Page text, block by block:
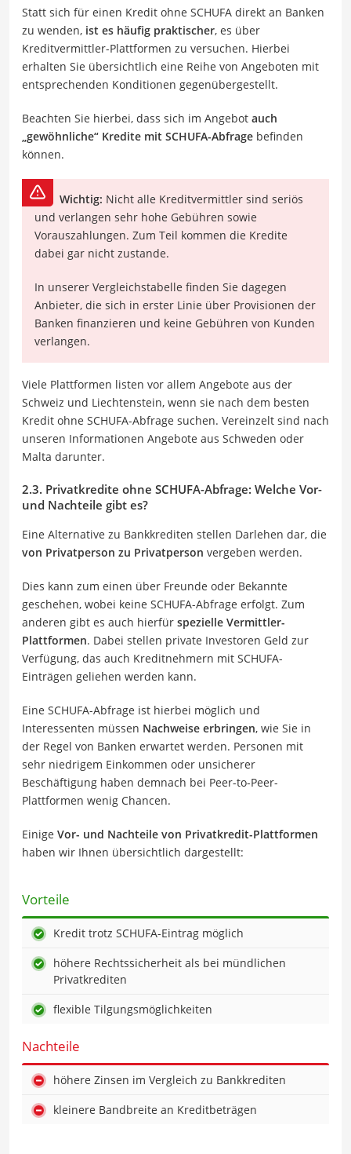
Statt sich für einen Kredit ohne SCHUFA direkt an Banken
zu wenden, ist es häufig praktischer, es über
Kreditvermittler-Plattformen zu versuchen. Hierbei
erhalten Sie übersichtlich eine Reihe von Angeboten mit
entsprechenden Konditionen gegenübergestellt.
Beachten Sie hierbei, dass sich im Angebot auch
„gewöhnliche“ Kredite mit SCHUFA-Abfrage befinden
können.
Wichtig: Nicht alle Kreditvermittler sind seriös
und verlangen sehr hohe Gebühren sowie
Vorauszahlungen. Zum Teil kommen die Kredite
dabei gar nicht zustande.
In unserer Vergleichstabelle finden Sie dagegen
Anbieter, die sich in erster Linie über Provisionen der
Banken finanzieren und keine Gebühren von Kunden
verlangen.
Viele Plattformen listen vor allem Angebote aus der
Schweiz und Liechtenstein, wenn sie nach dem besten
Kredit ohne SCHUFA-Abfrage suchen. Vereinzelt sind nach
unseren Informationen Angebote aus Schweden oder
Malta darunter.
2.3. Privatkredite ohne SCHUFA-Abfrage: Welche Vor-
und Nachteile gibt es?
Eine Alternative zu Bankkrediten stellen Darlehen dar, die
von Privatperson zu Privatperson vergeben werden.
Dies kann zum einen über Freunde oder Bekannte
geschehen, wobei keine SCHUFA-Abfrage erfolgt. Zum
anderen gibt es auch hierfür spezielle Vermittler-
Plattformen. Dabei stellen private Investoren Geld zur
Verfügung, das auch Kreditnehmern mit SCHUFA-
Einträgen geliehen werden kann.
Eine SCHUFA-Abfrage ist hierbei möglich und
Interessenten müssen Nachweise erbringen, wie Sie in
der Regel von Banken erwartet werden. Personen mit
sehr niedrigem Einkommen oder unsicherer
Beschäftigung haben demnach bei Peer-to-Peer-
Plattformen wenig Chancen.
Einige Vor- und Nachteile von Privatkredit-Plattformen
haben wir Ihnen übersichtlich dargestellt:
Vorteile
Kredit trotz SCHUFA-Eintrag möglich
höhere Rechtssicherheit als bei mündlichen
Privatkrediten
flexible Tilgungsmöglichkeiten
Nachteile
höhere Zinsen im Vergleich zu Bankkrediten
kleinere Bandbreite an Kreditbeträgen